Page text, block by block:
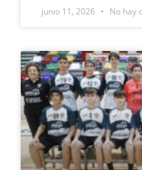
junio 11, 2026 No hay